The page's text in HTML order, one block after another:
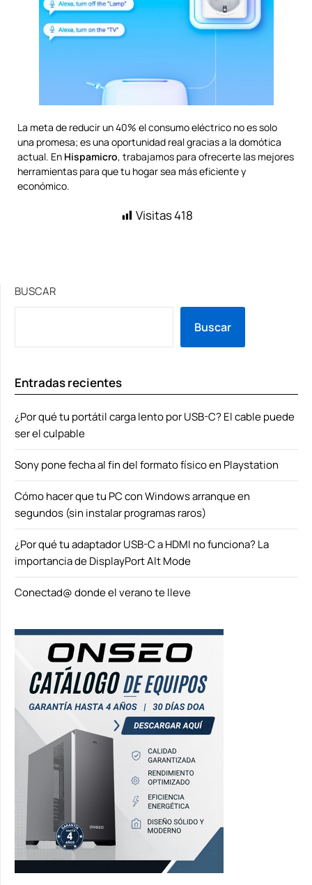
La meta de reducir un 40% el consumo eléctrico no es solo
una promesa; es una oportunidad real gracias a la domótica
actual. En Hispamicro, trabajamos para ofrecerte las mejores
herramientas para que tu hogar sea más eficiente y
económico.
Visitas418
BUSCAR
Buscar
Entradas recientes
¿Por qué tu portátil carga lento por USB-C? El cable puede
ser el culpable
Sony pone fecha al fin del formato físico en Playstation
Cómo hacer que tu PC con Windows arranque en
segundos (sin instalar programas raros)
¿Por qué tu adaptador USB-C a HDMI no funciona? La
importancia de DisplayPort Alt Mode
Conectad@ donde el verano te lleve